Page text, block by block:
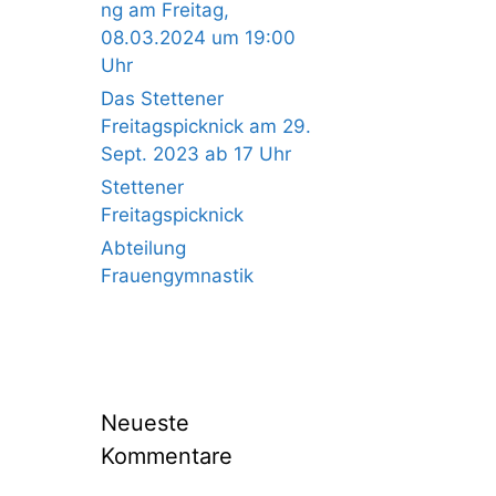
ng am Freitag,
08.03.2024 um 19:00
Uhr
Das Stettener
Freitagspicknick am 29.
Sept. 2023 ab 17 Uhr
Stettener
Freitagspicknick
Abteilung
Frauengymnastik
Neueste
Kommentare